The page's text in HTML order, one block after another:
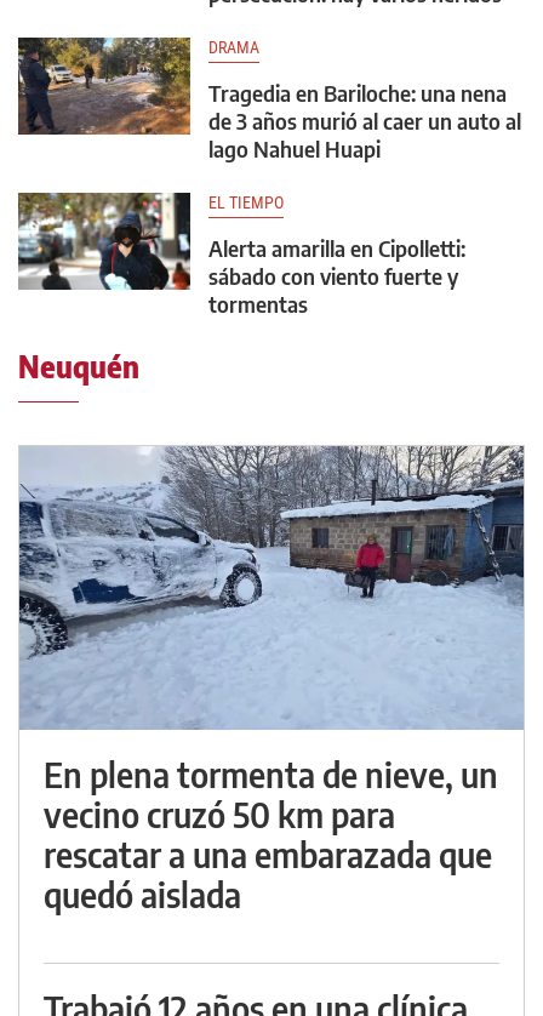
DRAMA
Tragedia en Bariloche: una nena
de 3 años murió al caer un auto al
lago Nahuel Huapi
EL TIEMPO
Alerta amarilla en Cipolletti:
sábado con viento fuerte y
tormentas
Neuquén
En plena tormenta de nieve, un
vecino cruzó 50 km para
rescatar a una embarazada que
quedó aislada